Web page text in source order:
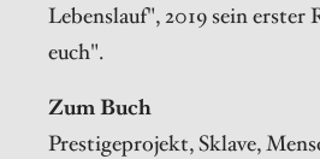
Lebenslauf", 2019 sein erster
euch".
Zum Buch
Prestigeprojekt, Sklave,